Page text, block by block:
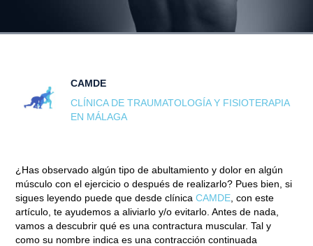
CAMDE
CLÍNICA DE TRAUMATOLOGÍA Y FISIOTERAPIA
EN MÁLAGA
¿Has observado algún tipo de abultamiento y dolor en algún
músculo con el ejercicio o después de realizarlo? Pues bien, si
sigues leyendo puede que desde clínicaCAMDE , con este
artículo, te ayudemos a aliviarlo y/o evitarlo. Antes de nada,
vamos a descubrir qué es una contractura muscular. Tal y
como su nombre indica es unacontracción continuada